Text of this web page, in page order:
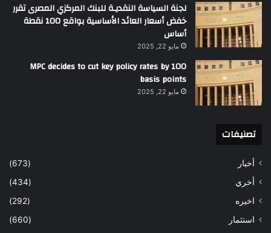
لجنة السياسة النقديـة للبنك المركزي المصرى تقرر
خفض أسعار العائد الأساسية بواقع 100 نقطة
أساس
مايو 22, 2025
MPC decides to cut key policy rates by 100
basis points
مايو 22, 2025
تصنيفات
أخبار
(673)
أخري
(434)
اخيره
(292)
استثمار
(660)